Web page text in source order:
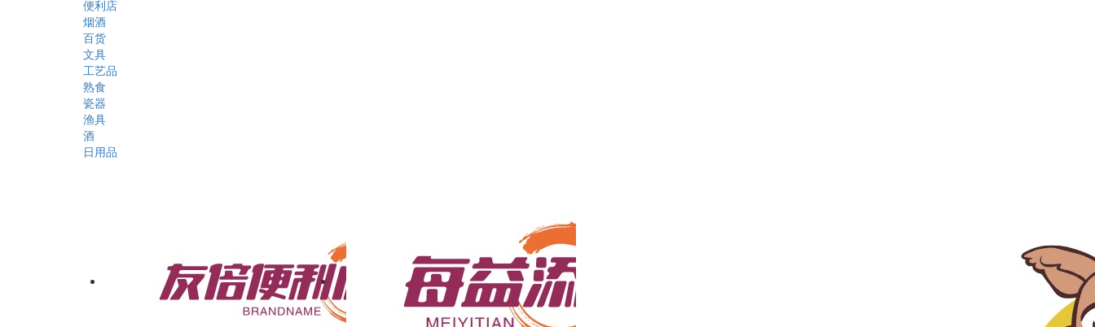
便利店
烟酒
百货
文具
工艺品
熟食
瓷器
渔具
酒
日用品